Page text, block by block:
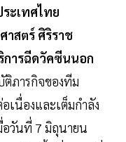
ะเทศไทย
สตร์ ศิริราช
การฉีดวัคซีนนอก
ภารกิจของทีม
นื่องและเต็มกำลัง
อวันที่ 7 มิถุนายน